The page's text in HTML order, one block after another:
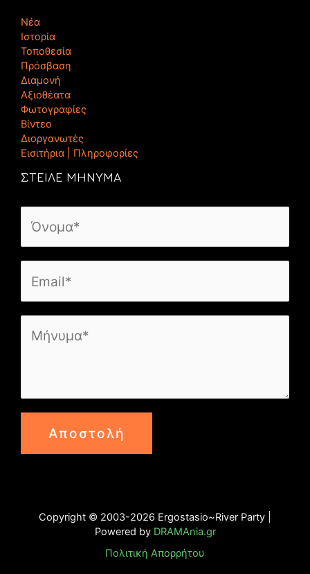
Νέα
Ιστορία
Τοποθεσία
Πρόσβαση
Διαμονή
Αξιοθέατα
Φωτογραφίες
Βίντεο
Διοργανωτές
Εισιτήρια | Πληροφορίες
ΣΤΕΙΛΕ ΜΗΝΥΜΑ
Αποστολή
Copyright © 2003-2026 Ergostasio~River Party |
Powered by DRAMAnia.gr
Πολιτική Απορρήτου